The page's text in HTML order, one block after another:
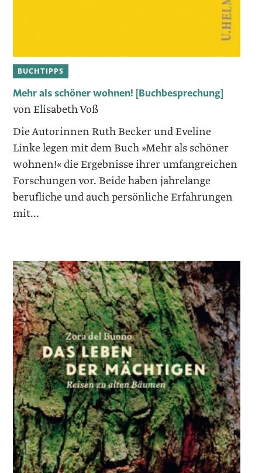
BUCHTIPPS
Mehr als schöner wohnen! [Buchbesprechung]
von Elisabeth Voß
Die Autorinnen Ruth Becker und Eveline
Linke legen mit dem Buch »Mehr als schöner
wohnen!« die Ergebnisse ihrer umfangreichen
Forschungen vor. Beide haben jahrelange
berufliche und auch persönliche Erfahrungen
mit...